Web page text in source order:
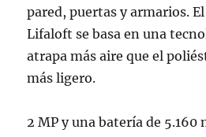
pared, puertas y armarios.
Lifaloft se basa en una
atrapa más aire que el
más ligero.
2 MP y una batería de 5.160